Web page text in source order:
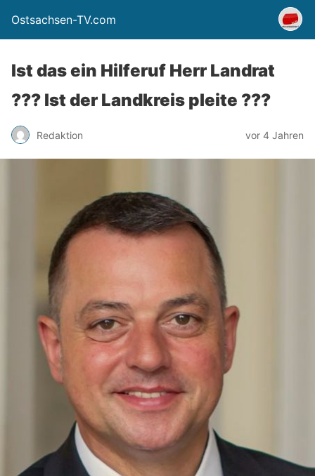
Ostsachsen-TV.com
Ist das ein Hilferuf Herr Landrat
??? Ist der Landkreis pleite ???
Redaktion vor 4 Jahren